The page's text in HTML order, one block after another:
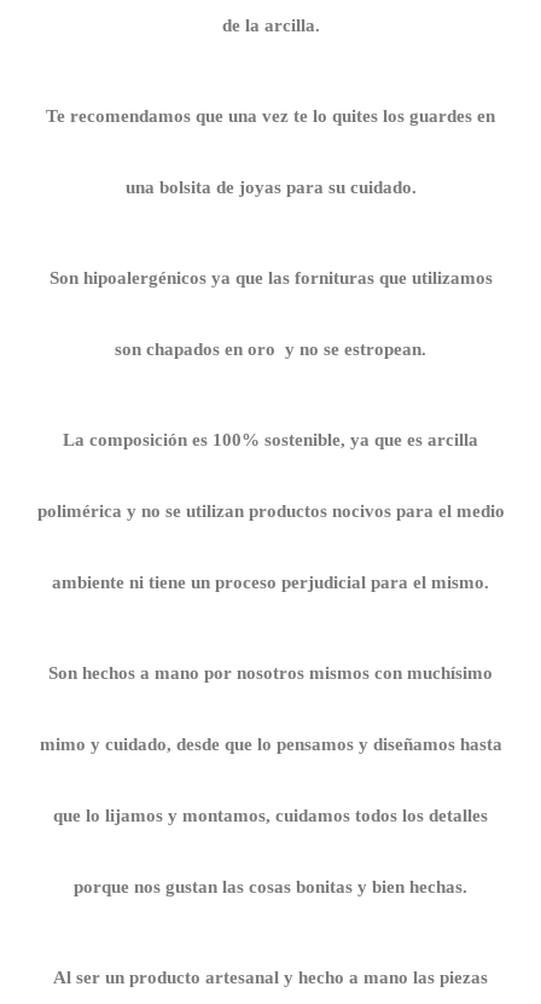
de la arcilla.
Te recomendamos que una vez te lo quites los guardes en
una bolsita de joyas para su cuidado.
Son hipoalergénicos ya que las fornituras que utilizamos
son chapados en oro y no se estropean.
La composición es 100% sostenible, ya que es arcilla
polimérica y no se utilizan productos nocivos para el medio
ambiente ni tiene un proceso perjudicial para el mismo.
Son hechos a mano por nosotros mismos con muchísimo
mimo y cuidado, desde que lo pensamos y diseñamos hasta
que lo lijamos y montamos, cuidamos todos los detalles
porque nos gustan las cosas bonitas y bien hechas.
Al ser un producto artesanal y hecho a mano las piezas